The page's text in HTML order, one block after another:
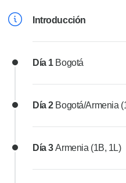
Introducción
Día 1 Bogotá
Día 2 Bogotá/Armenia
Día 3Armenia (1B, 1L)